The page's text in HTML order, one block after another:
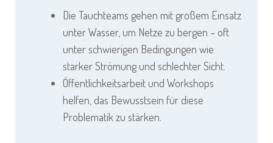
Die Tauchteams gehen mit großem Einsatz
unter Wasser, um Netze zu bergen – oft
unter schwierigen Bedingungen wie
starker Strömung und schlechter Sicht.
Öffentlichkeitsarbeit und Workshops
helfen, das Bewusstsein für diese
Problematik zu stärken.